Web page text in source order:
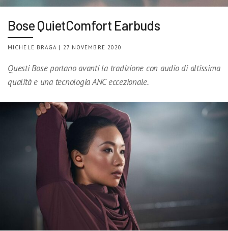
Bose QuietComfort Earbuds
MICHELE BRAGA | 27 NOVEMBRE 2020
Questi Bose portano avanti la tradizione con audio di altissima
qualità e una tecnologia ANC eccezionale.